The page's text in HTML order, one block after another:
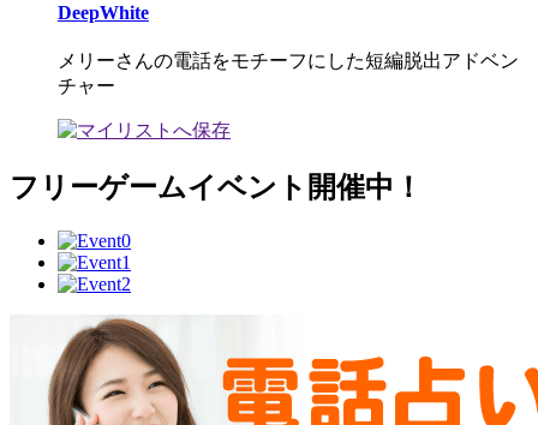
DeepWhite
メリーさんの電話をモチーフにした短編脱出アドベン
チャー
フリーゲームイベント開催中！